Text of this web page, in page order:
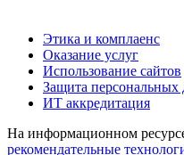
Этика и комплаенс
Оказание услуг
Использование сайтов
Защита персональных
ИТ аккредитация
На информационном
рекомендательные